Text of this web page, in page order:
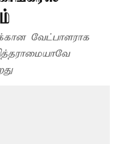
வேட்பாளராக